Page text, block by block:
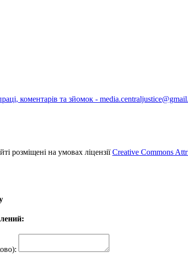
коментарів та зйомок -
розміщені на умовах ліцензіїCreative Commons